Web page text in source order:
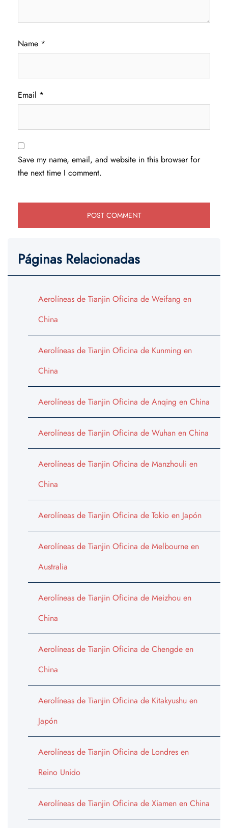
Name *
Email *
Save my name, email, and website in this browser for
the next time I comment.
Páginas Relacionadas
Aerolíneas de Tianjin Oficina de Weifang en
China
Aerolíneas de Tianjin Oficina de Kunming en
China
Aerolíneas de Tianjin Oficina de Anqing en China
Aerolíneas de Tianjin Oficina de Wuhan en China
Aerolíneas de Tianjin Oficina de Manzhouli en
China
Aerolíneas de Tianjin Oficina de Tokio en Japón
Aerolíneas de Tianjin Oficina de Melbourne en
Australia
Aerolíneas de Tianjin Oficina de Meizhou en
China
Aerolíneas de Tianjin Oficina de Chengde en
China
Aerolíneas de Tianjin Oficina de Kitakyushu en
Japón
Aerolíneas de Tianjin Oficina de Londres en
Reino Unido
Aerolíneas de Tianjin Oficina de Xiamen en China